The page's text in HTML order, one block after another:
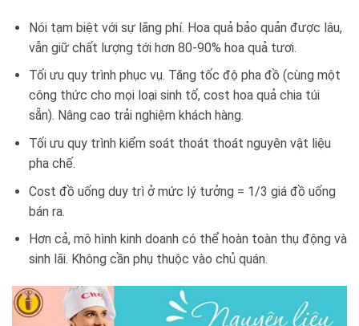
Nói tạm biệt với sự lãng phí. Hoa quả bảo quản được lâu,
vẫn giữ chất lượng tới hơn 80-90% hoa quả tươi.
Tối ưu quy trình phục vụ. Tăng tốc độ pha đồ (cùng một
công thức cho mọi loại sinh tố, cost hoa quả chia túi
sẵn). Nâng cao trải nghiệm khách hàng.
Tối ưu quy trình kiểm soát thoát thoát nguyên vật liệu
pha chế.
Cost đồ uống duy trì ở mức lý tưởng = 1/3 giá đồ uống
bán ra.
Hơn cả, mô hình kinh doanh có thể hoàn toàn thụ động và
sinh lãi. Không cần phụ thuộc vào chủ quán.